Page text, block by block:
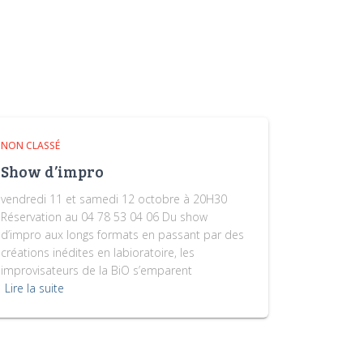
NON CLASSÉ
Show d’impro
vendredi 11 et samedi 12 octobre à 20H30
Réservation au 04 78 53 04 06 Du show
d’impro aux longs formats en passant par des
créations inédites en labioratoire, les
improvisateurs de la BiO s’emparent
Lire la suite